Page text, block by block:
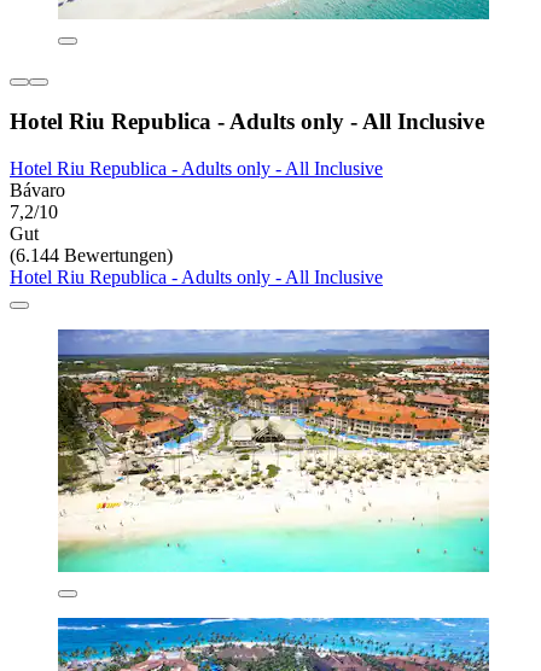
Hotel Riu Republica - Adults only - All Inclusive
Hotel Riu Republica - Adults only - All Inclusive
Bávaro
7,2/10
Gut
(6.144 Bewertungen)
Hotel Riu Republica - Adults only - All Inclusive